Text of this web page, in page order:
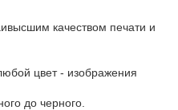
качеством печати и
цвет - изображения
до черного.